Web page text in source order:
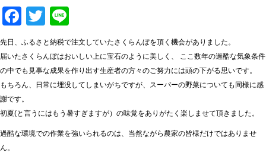
Facebook
Twitter
先日、ふるさと納税で注文していたさくらんぼを頂く機会がありました。
届いたさくらんぼはおいしい上に宝石のように美しく、 ここ数年の過酷な気象条件
の中でも見事な成果を作り出す生産者の方々のご努力には頭の下がる思いです。
もちろん、日常に埋没してしまいがちですが、スーパーの野菜についても同様に感
謝です。
初夏(と言うにはもう暑すぎますが）の味覚をありがたく楽しませて頂きました。
過酷な環境での作業を強いられるのは、当然ながら農家の皆様だけではありませ
ん。